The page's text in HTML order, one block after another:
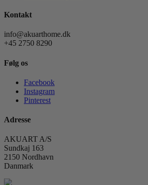
Kontakt
info@akuarthome.dk
+45 2750 8290
Følg os
Facebook
Instagram
Pinterest
Adresse
AKUART A/S
Sundkaj 163
2150 Nordhavn
Danmark